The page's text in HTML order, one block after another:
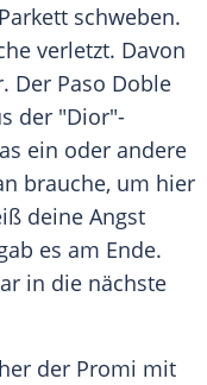
schweben.
verletzt. Davon
Der Paso Doble
der "Dior"-
ein oder andere
brauche, um hier
deine Angst
es am Ende.
in die nächste
der Promi mit